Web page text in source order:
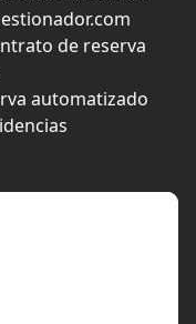
de reserva
automatizado